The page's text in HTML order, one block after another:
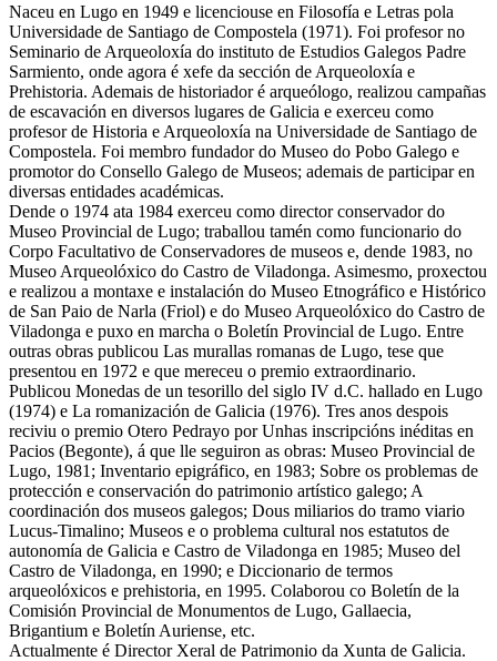
Naceu en Lugo en 1949 e licenciouse en Filosofía e Letras pola
Universidade de Santiago de Compostela (1971). Foi profesor no
Seminario de Arqueoloxía do instituto de Estudios Galegos Padre
Sarmiento, onde agora é xefe da sección de Arqueoloxía e
Prehistoria. Ademais de historiador é arqueólogo, realizou campañas
de escavación en diversos lugares de Galicia e exerceu como
profesor de Historia e Arqueoloxía na Universidade de Santiago de
Compostela. Foi membro fundador do Museo do Pobo Galego e
promotor do Consello Galego de Museos; ademais de participar en
diversas entidades académicas.
Dende o 1974 ata 1984 exerceu como director conservador do
Museo Provincial de Lugo; traballou tamén como funcionario do
Corpo Facultativo de Conservadores de museos e, dende 1983, no
Museo Arqueolóxico do Castro de Viladonga. Asimesmo, proxectou
e realizou a montaxe e instalación do Museo Etnográfico e Histórico
de San Paio de Narla (Friol) e do Museo Arqueolóxico do Castro de
Viladonga e puxo en marcha o Boletín Provincial de Lugo. Entre
outras obras publicou Las murallas romanas de Lugo, tese que
presentou en 1972 e que mereceu o premio extraordinario.
Publicou Monedas de un tesorillo del siglo IV d.C. hallado en Lugo
(1974) e La romanización de Galicia (1976). Tres anos despois
reciviu o premio Otero Pedrayo por Unhas inscripcións inéditas en
Pacios (Begonte), á que lle seguiron as obras: Museo Provincial de
Lugo, 1981; Inventario epigráfico, en 1983; Sobre os problemas de
protección e conservación do patrimonio artístico galego; A
coordinación dos museos galegos; Dous miliarios do tramo viario
Lucus-Timalino; Museos e o problema cultural nos estatutos de
autonomía de Galicia e Castro de Viladonga en 1985; Museo del
Castro de Viladonga, en 1990; e Diccionario de termos
arqueolóxicos e prehistoria, en 1995. Colaborou co Boletín de la
Comisión Provincial de Monumentos de Lugo, Gallaecia,
Brigantium e Boletín Auriense, etc.
Actualmente é Director Xeral de Patrimonio da Xunta de Galicia.